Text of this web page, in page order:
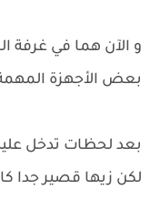
و الآن هما في غرفة
بعض الأجهزة
بعد لحظات تدخل
لكن زيها قصير جدا